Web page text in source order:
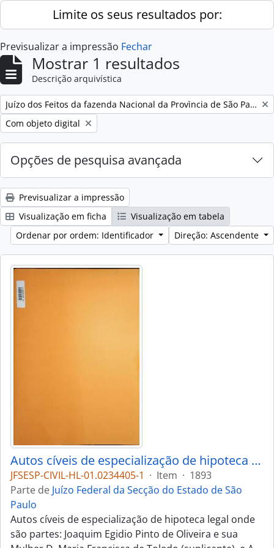
Skip to main contentLimite os seus resultados por:
Previsualizar a impressão Fechar
Mostrar 1 resultados
Descrição arquivística
Remove filter:
Juízo dos Feitos da fazenda Nacional da Provìncia de São Paulo
Remove filter:
Com objeto digital
Opções de pesquisa avançada
Previsualizar a impressão
Visualização em ficha
Visualização em tabela
Ordenar por ordem: Identificador
Direção: Ascendente
Autos cíveis de especialização de hipoteca legal
JFSESP-CIVIL-HL-01.0234405-1 · Item · 1893
Parte de Juízo Federal da Secção do Estado de São
Paulo
Autos cíveis de especialização de hipoteca legal onde
são partes: Joaquim Egidio Pinto de Oliveira e sua